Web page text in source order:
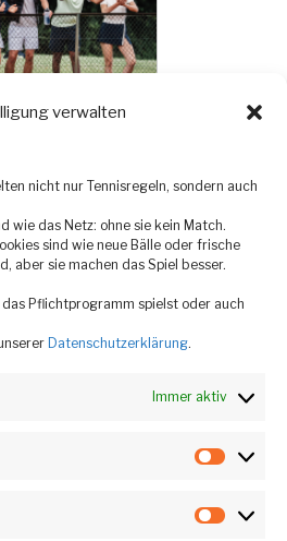
verwalten
nicht nur Tennisregeln, sondern auch
wie das Netz: ohne sie kein Match.
sind wie neue Bälle oder frische
aber sie machen das Spiel besser.
Pflichtprogramm spielst oder auch
Datenschutzerklärung.
Immer aktiv